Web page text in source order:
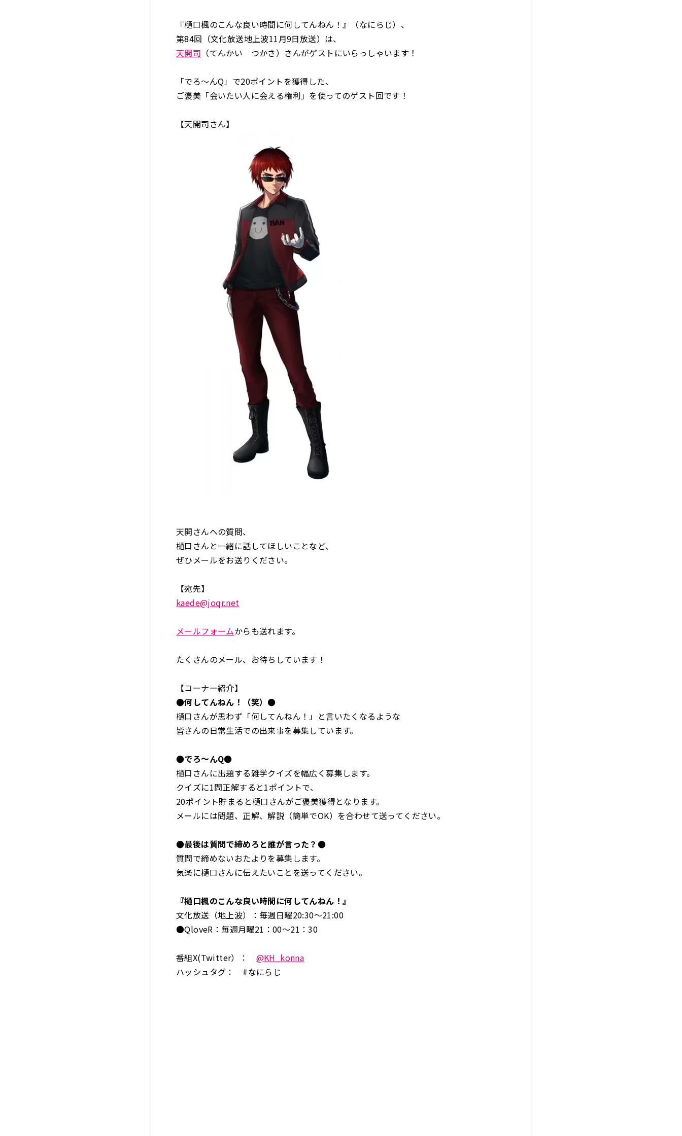
『樋口楓のこんな良い時間に何してんねん！』（なにらじ）、
第84回（文化放送地上波11月9日放送）は、
天開司 （てんかい つかさ）さんがゲストにいらっしゃいます！
「でろ～んQ」で20ポイントを獲得した、
ご褒美「会いたい人に会える権利」を使ってのゲスト回です！
【天開司さん】
天開さんへの質問、
樋口さんと一緒に話してほしいことなど、
ぜひメールをお送りください。
【宛先】
kaede@joqr.net
メールフォームからも送れます。
たくさんのメール、お待ちしています！
【コーナー紹介】
●何してんねん！（笑）●
樋口さんが思わず「何してんねん！」と言いたくなるような
皆さんの日常生活での出来事を募集しています。
●でろ～んQ●
樋口さんに出題する雑学クイズを幅広く募集します。
クイズに1問正解すると1ポイントで、
20ポイント貯まると樋口さんがご褒美獲得となります。
メールには問題、正解、解説（簡単でOK）を合わせて送ってください。
●最後は質問で締めろと誰が言った？●
質問で締めないおたよりを募集します。
気楽に樋口さんに伝えたいことを送ってください。
『樋口楓のこんな良い時間に何してんねん！』
文化放送（地上波）：毎週日曜20:30～21:00
●QloveR：毎週月曜21：00～21：30
番組X(Twitter）： @KH_konna
ハッシュタグ： #なにらじ